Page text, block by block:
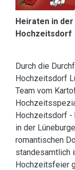
Heiraten in
Hochzeitsdorf
Durch die
Hochzeitsdorf
Team vom
Hochzeitsdorf -
in der
romantischen
standesamtlich
Hochzeitsfeier